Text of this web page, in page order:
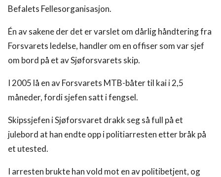
Befalets Fellesorganisasjon.
Én av sakene der det er varslet om dårlig håndtering fra
Forsvarets ledelse, handler om en offiser som var sjef
om bord på et av Sjøforsvarets skip.
I 2005 lå en av Forsvarets MTB-båter til kai i 2,5
måneder, fordi sjefen satt i fengsel.
Skipssjefen i Sjøforsvaret drakk seg så full på et
julebord at han endte opp i politiarresten etter bråk på
et utested.
I arresten brukte han vold mot en av politibetjent, og